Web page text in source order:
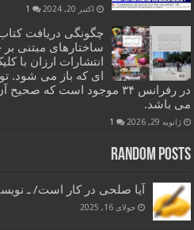
اکتبر 20, 2024 1
چگونگی دریافت
ساختارهای مبتنی
انتشارات ارزان با
می باشد.
ژانویه 29, 2026 1
Random Posts
آیا صلحی در کار است/ ـ
جولای 16, 2025